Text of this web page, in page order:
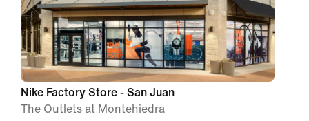
Nike Factory Store - San Juan
The Outlets at Montehiedra